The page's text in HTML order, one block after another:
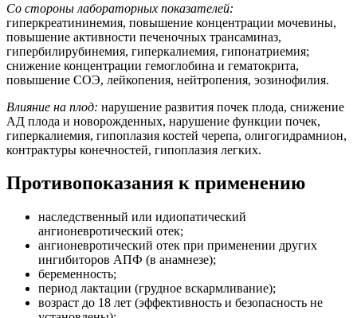
Со стороны лабораторных показателей:
гиперкреатининемия, повышение концентрации мочевины,
повышение активности печеночных трансаминаз,
гипербилирубинемия, гиперкалиемия, гипонатриемия;
снижение концентрации гемоглобина и гематокрита,
повышение СОЭ, лейкопения, нейтропения, эозинофилия.
Влияние на плод: нарушение развития почек плода, снижение
АД плода и новорожденных, нарушение функции почек,
гиперкалиемия, гипоплазия костей черепа, олигогидрамнион,
контрактуры конечностей, гипоплазия легких.
Противопоказания к применению
наследственный или идиопатический
ангионевротический отек;
ангионевротический отек при применении других
ингибиторов АПФ (в анамнезе);
беременность;
период лактации (грудное вскармливание);
возраст до 18 лет (эффективность и безопасность не